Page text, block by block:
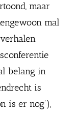
maar
mal
belang in
is
is er nog’),